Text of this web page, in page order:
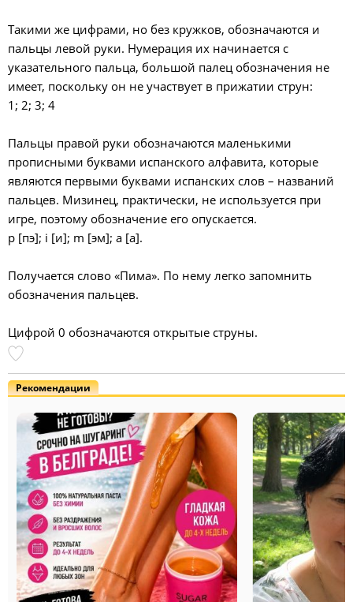
Такими же цифрами, но без кружков, обозначаются и
пальцы левой руки. Нумерация их начинается с
указательного пальца, большой палец обозначения не
имеет, поскольку он не участвует в прижатии струн:
1; 2; 3; 4
Пальцы правой руки обозначаются маленькими
прописными буквами испанского алфавита, которые
являются первыми буквами испанских слов – названий
пальцев. Мизинец, практически, не используется при
игре, поэтому обозначение его опускается.
p [пэ]; i [и]; m [эм]; a [а].
Получается слово «Пима». По нему легко запомнить
обозначения пальцев.
Цифрой 0 обозначаются открытые струны.
Рекомендации